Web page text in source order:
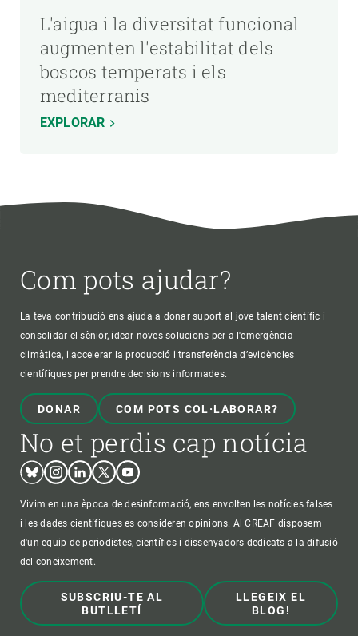
L'aigua i la diversitat funcional
augmenten l'estabilitat dels
boscos temperats i els
mediterranis
EXPLORAR
Com pots ajudar?
La teva contribució ens ajuda a donar suport al jove talent científic i
consolidar el sènior, idear noves solucions per a l'emergència
climàtica, i accelerar la producció i transferència d’evidències
científiques per prendre decisions informades.
DONAR COM POTS COL·LABORAR?
No et perdis cap notícia
BlueskyInstagram
LinkedinTwitterYoutube
Vivim en una època de desinformació, ens envolten les notícies falses
i les dades científiques es consideren opinions. Al CREAF disposem
d'un equip de periodistes, científics i dissenyadors dedicats a la difusió
del coneixement.
SUBSCRIU-TE AL
BUTLLETÍ
LLEGEIX EL
BLOG!